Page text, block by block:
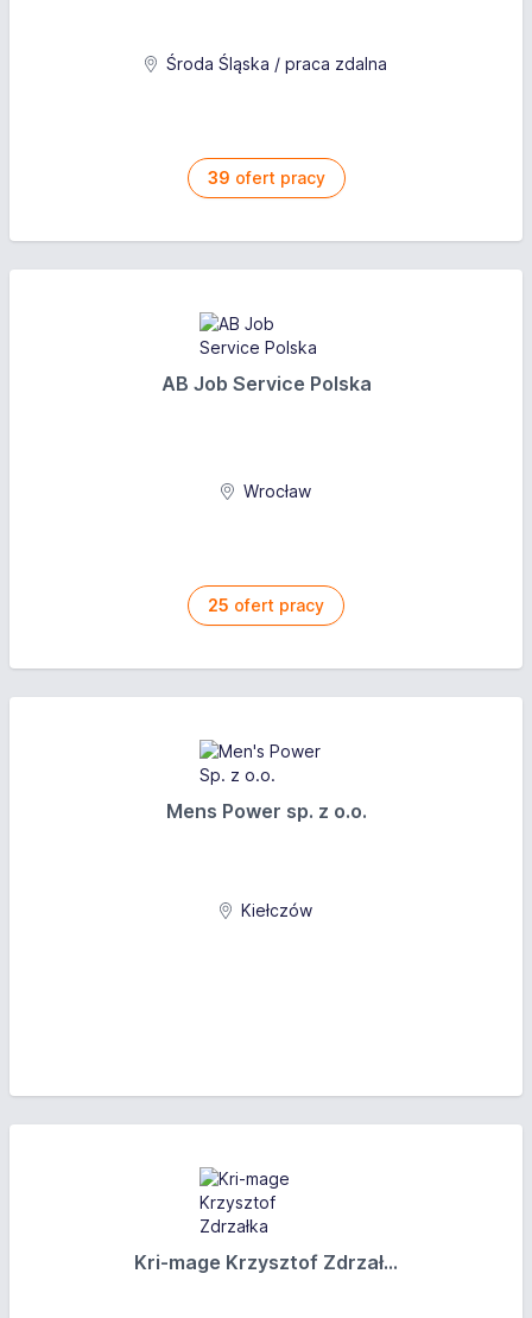
Środa Śląska / praca zdalna
39 ofert pracy
AB Job Service Polska
Wrocław
25 ofert pracy
Mens Power sp. z o.o.
Kiełczów
Kri-mage Krzysztof Zdrzał...